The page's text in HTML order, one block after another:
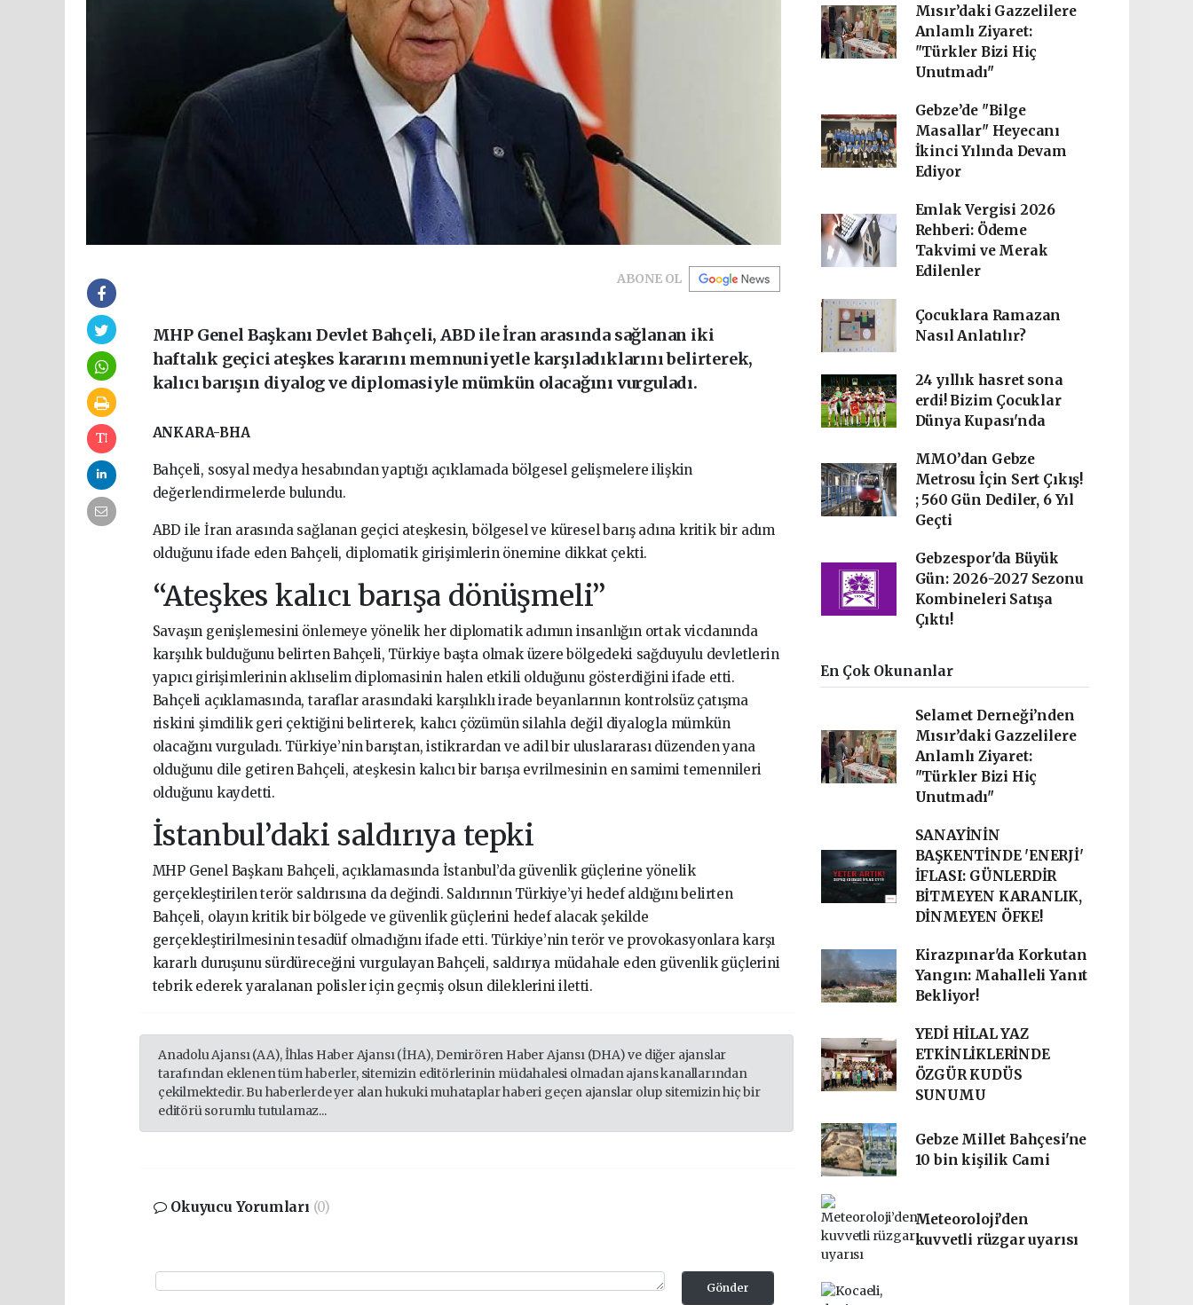
ABONE OL
MHP Genel Başkanı Devlet Bahçeli, ABD ile İran arasında sağlanan iki
haftalık geçici ateşkes kararını memnuniyetle karşıladıklarını belirterek,
kalıcı barışın diyalog ve diplomasiyle mümkün olacağını vurguladı.
ANKARA-BHA
Bahçeli, sosyal medya hesabından yaptığı açıklamada bölgesel gelişmelere ilişkin
değerlendirmelerde bulundu.
ABD ile İran arasında sağlanan geçici ateşkesin, bölgesel ve küresel barış adına kritik bir adım
olduğunu ifade eden Bahçeli, diplomatik girişimlerin önemine dikkat çekti.
“Ateşkes kalıcı barışa dönüşmeli”
Savaşın genişlemesini önlemeye yönelik her diplomatik adımın insanlığın ortak vicdanında
karşılık bulduğunu belirten Bahçeli, Türkiye başta olmak üzere bölgedeki sağduyulu devletlerin
yapıcı girişimlerinin aklıselim diplomasinin halen etkili olduğunu gösterdiğini ifade etti.
Bahçeli açıklamasında, taraflar arasındaki karşılıklı irade beyanlarının kontrolsüz çatışma
riskini şimdilik geri çektiğini belirterek, kalıcı çözümün silahla değil diyalogla mümkün
olacağını vurguladı. Türkiye’nin barıştan, istikrardan ve adil bir uluslararası düzenden yana
olduğunu dile getiren Bahçeli, ateşkesin kalıcı bir barışa evrilmesinin en samimi temennileri
olduğunu kaydetti.
İstanbul’daki saldırıya tepki
MHP Genel Başkanı Bahçeli, açıklamasında İstanbul’da güvenlik güçlerine yönelik
gerçekleştirilen terör saldırısına da değindi. Saldırının Türkiye’yi hedef aldığını belirten
Bahçeli, olayın kritik bir bölgede ve güvenlik güçlerini hedef alacak şekilde
gerçekleştirilmesinin tesadüf olmadığını ifade etti. Türkiye’nin terör ve provokasyonlara karşı
kararlı duruşunu sürdüreceğini vurgulayan Bahçeli, saldırıya müdahale eden güvenlik güçlerini
tebrik ederek yaralanan polisler için geçmiş olsun dileklerini iletti.
Anadolu Ajansı (AA), İhlas Haber Ajansı (İHA), Demirören Haber Ajansı (DHA) ve diğer ajanslar
tarafından eklenen tüm haberler, sitemizin editörlerinin müdahalesi olmadan ajans kanallarından
çekilmektedir. Bu haberlerde yer alan hukuki muhataplar haberi geçen ajanslar olup sitemizin hiç bir
editörü sorumlu tutulamaz...
Okuyucu Yorumları (0)
Gönder
Mısır’daki Gazzelilere
Anlamlı Ziyaret:
"Türkler Bizi Hiç
Unutmadı"
Gebze’de "Bilge
Masallar" Heyecanı
İkinci Yılında Devam
Ediyor
Emlak Vergisi 2026
Rehberi: Ödeme
Takvimi ve Merak
Edilenler
Çocuklara Ramazan
Nasıl Anlatılır?
24 yıllık hasret sona
erdi! Bizim Çocuklar
Dünya Kupası'nda
MMO’dan Gebze
Metrosu İçin Sert Çıkış!
; 560 Gün Dediler, 6 Yıl
Geçti
Gebzespor'da Büyük
Gün: 2026-2027 Sezonu
Kombineleri Satışa
Çıktı!
En Çok Okunanlar
Selamet Derneği’nden
Mısır’daki Gazzelilere
Anlamlı Ziyaret:
"Türkler Bizi Hiç
Unutmadı"
SANAYİNİN
BAŞKENTİNDE 'ENERJİ'
İFLASI: GÜNLERDİR
BİTMEYEN KARANLIK,
DİNMEYEN ÖFKE!
Kirazpınar'da Korkutan
Yangın: Mahalleli Yanıt
Bekliyor!
YEDİ HİLAL YAZ
ETKİNLİKLERİNDE
ÖZGÜR KUDÜS
SUNUMU
Gebze Millet Bahçesi'ne
10 bin kişilik Cami
Meteoroloji’den
kuvvetli rüzgar uyarısı